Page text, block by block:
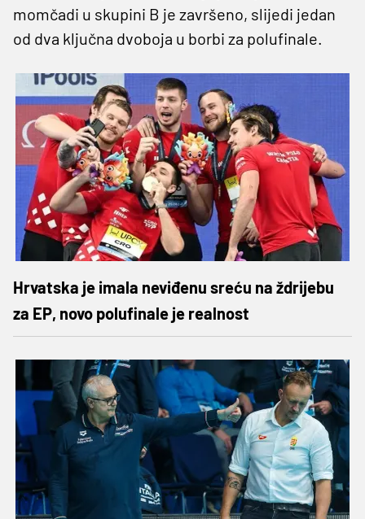
momčadi u skupini B je završeno, slijedi jedan
od dva ključna dvoboja u borbi za polufinale.
Hrvatska je imala neviđenu sreću na ždrijebu
za EP, novo polufinale je realnost